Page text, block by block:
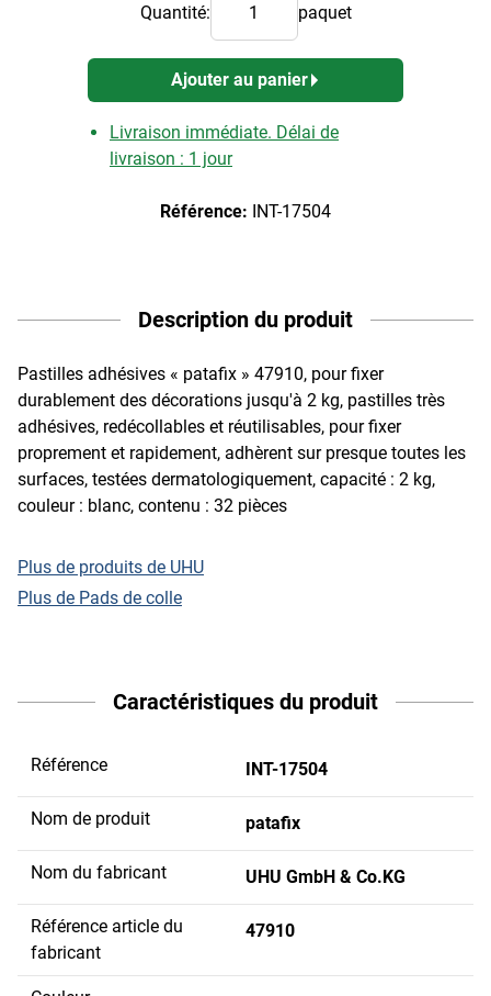
Quantité: paquet
Ajouter au panier
Livraison immédiate. Délai de
livraison : 1 jour
Référence: INT-17504
Description du produit
Pastilles adhésives « patafix » 47910, pour fixer
durablement des décorations jusqu'à 2 kg, pastilles très
adhésives, redécollables et réutilisables, pour fixer
proprement et rapidement, adhèrent sur presque toutes les
surfaces, testées dermatologiquement, capacité : 2 kg,
couleur : blanc, contenu : 32 pièces
Plus de produits de UHU
Plus de Pads de colle
Caractéristiques du produit
Référence INT-17504
Nom de produit patafix
Nom du fabricant UHU GmbH & Co.KG
Référence article du
fabricant
47910